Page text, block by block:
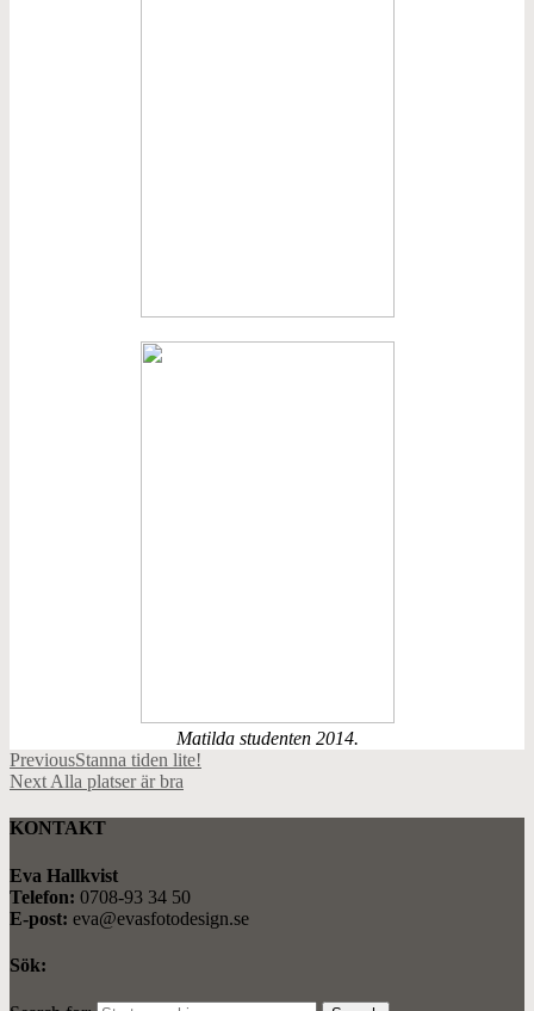
Matilda studenten 2014.
PreviousStanna tiden lite!
Next Alla platser är bra
KONTAKT
Eva Hallkvist
Telefon: 0708-93 34 50
E-post: eva@evasfotodesign.se
Sök: